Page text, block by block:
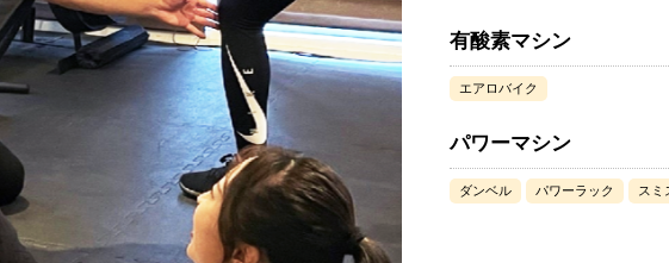
有酸素マシン
エアロバイク
パワーマシン
ダンベル パワーラック スミ